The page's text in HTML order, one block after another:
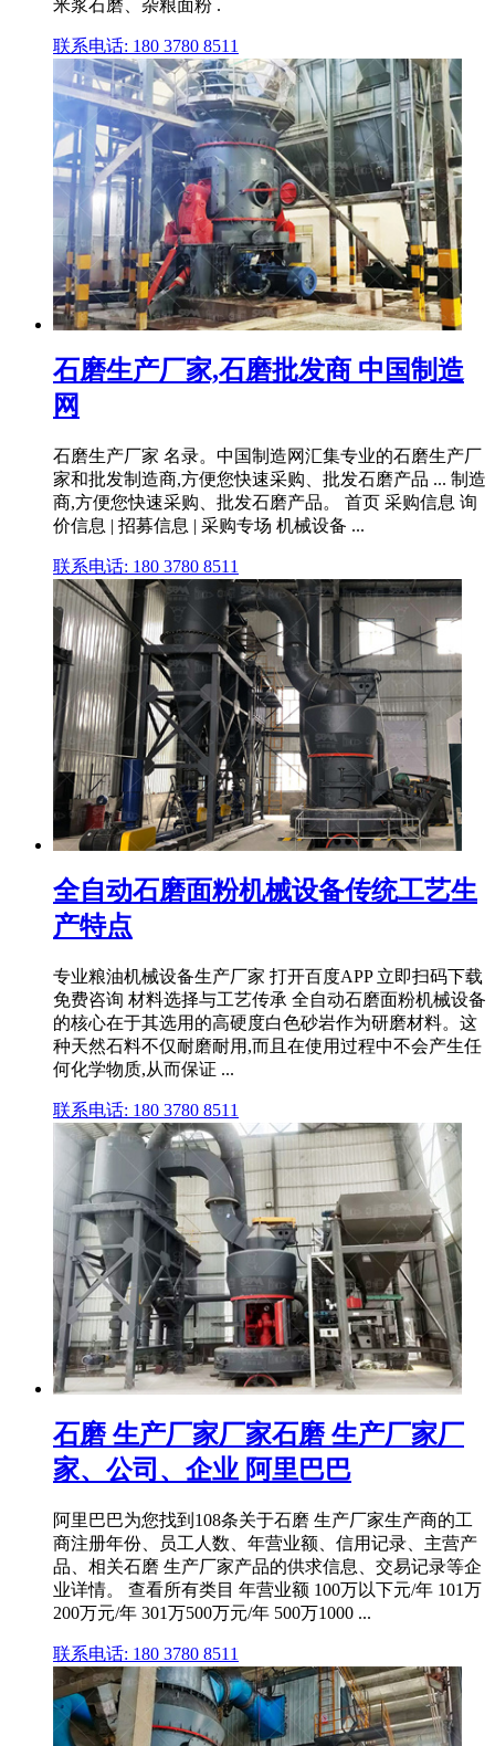
米浆石磨、杂粮面粉 .
联系电话: 180 3780 8511
石磨生产厂家,石磨批发商 中国制造
网
石磨生产厂家 名录。中国制造网汇集专业的石磨生产厂
家和批发制造商,方便您快速采购、批发石磨产品 ... 制造
商,方便您快速采购、批发石磨产品。 首页 采购信息 询
价信息 | 招募信息 | 采购专场 机械设备 ...
联系电话: 180 3780 8511
全自动石磨面粉机械设备传统工艺生
产特点
专业粮油机械设备生产厂家 打开百度APP 立即扫码下载
免费咨询 材料选择与工艺传承 全自动石磨面粉机械设备
的核心在于其选用的高硬度白色砂岩作为研磨材料。这
种天然石料不仅耐磨耐用,而且在使用过程中不会产生任
何化学物质,从而保证 ...
联系电话: 180 3780 8511
石磨 生产厂家厂家石磨 生产厂家厂
家、公司、企业 阿里巴巴
阿里巴巴为您找到108条关于石磨 生产厂家生产商的工
商注册年份、员工人数、年营业额、信用记录、主营产
品、相关石磨 生产厂家产品的供求信息、交易记录等企
业详情。 查看所有类目 年营业额 100万以下元/年 101万
200万元/年 301万500万元/年 500万1000 ...
联系电话: 180 3780 8511